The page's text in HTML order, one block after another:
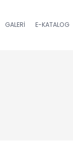
GALERI E-KATALOG